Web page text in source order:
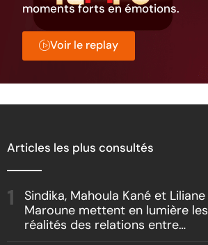
moments forts en émotions.
Voir le replay
Articles les plus consultés
Sindika, Mahoula Kané et Liliane
Maroune mettent en lumière les
réalités des relations entre